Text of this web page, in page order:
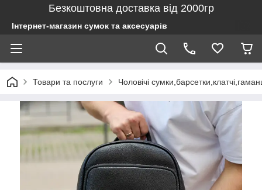
Безкоштовна доставка від 2000гр
Інтернет-магазин сумок та аксесуарів
Товари та послуги Чоловічі